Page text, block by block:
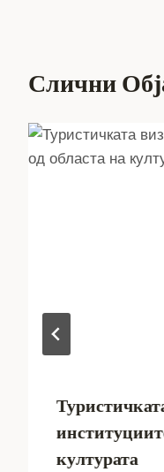
Слични
културата